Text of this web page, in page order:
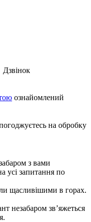
Дзвінок
ознайомлений
на обробку
з вами
усі запитання по
щасливішими в горах.
незабаром зв’яжеться